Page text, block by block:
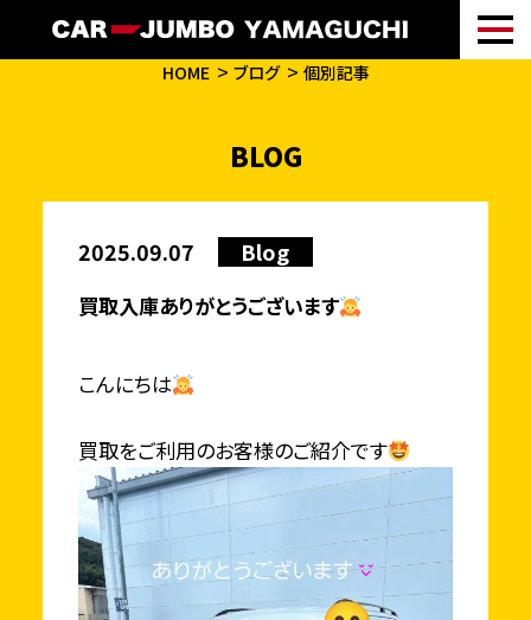
HOME ブログ 個別記事
BLOG
2025.09.07 Blog
買取入庫ありがとうございます
こんにちは
買取をご利用のお客様のご紹介です